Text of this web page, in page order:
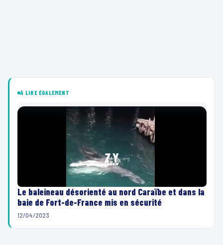
À LIRE ÉGALEMENT
Le baleineau désorienté au nord Caraïbe et dans la
baie de Fort-de-France mis en sécurité
12/04/2023